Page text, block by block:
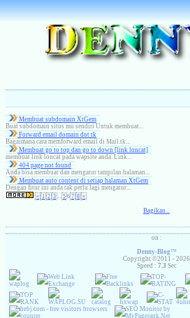
Membuat subdomain XtGem
Buat subdomain situs mu sendiri Untuk membuat...
Forward email domain dot tk
Bagaimana cara memforward email di Mail.tk...
Membuat go to top dan go to down [link loncat]
membuat link loncat pada wapsite anda. Link...
404 page not found
Anda bisa membuat dan mengatur tampilan halaman...
Membuat auto content di setiap halaman XtGem
Dengan fitur ini anda tak perlu lagi mengatur...
« 1 2 3 ... 5 6 7 8 »
Bagikan...
on :
Denny-Blog™
Copyright ©2011 - 2026
Speed : 7.3 Sec